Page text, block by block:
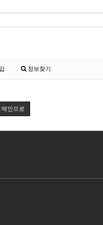
정보찾기
메인으로